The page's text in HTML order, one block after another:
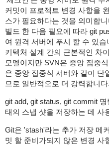
커밋이 프로젝트 변경 사항을
스가 필요하다는 것을 의미합
빌드 한 다음 필요에 따라 git
여 원격 서버에 푸시 할 수 있
키텍처 설계 간의 근본적인 차
모델이지만 SVN은 중앙 집중
은 중앙 집중식 서버와 같이 단
므로 일반적으로 더 강력합니다.
git add, git status, git commit
태의 스냅 샷을 저장하는 데 사
Git은 'stash'라는 추가 저장 메
밋 할 준비가되지 않은 변경 사